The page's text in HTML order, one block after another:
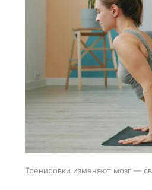
Тренировки изменяют мозг —